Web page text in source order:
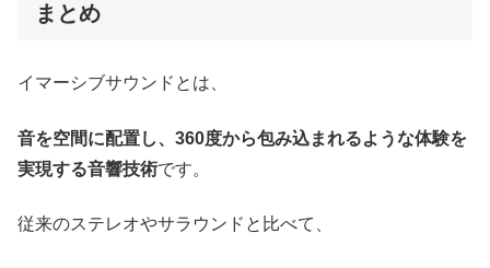
まとめ
イマーシブサウンドとは、
音を空間に配置し、360度から包み込まれるような体験を
実現する音響技術です。
従来のステレオやサラウンドと比べて、